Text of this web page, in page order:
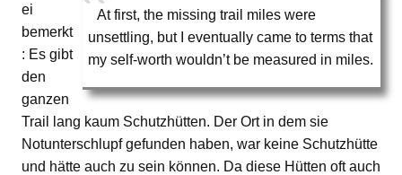
At first, the missing trail miles were
unsettling, but I eventually came to terms that
my self-worth wouldn’t be measured in miles.
ei
bemerkt
: Es gibt
den
ganzen
Trail lang kaum Schutzhütten. Der Ort in dem sie
Notunterschlupf gefunden haben, war keine Schutzhütte
und hätte auch zu sein können. Da diese Hütten oft auch